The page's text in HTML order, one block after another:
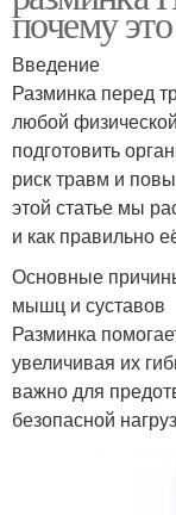
почему
Введение
Разминка перед
любой
подготовить
риск травм и
этой статье мы
и как правильно
Основные
мышц и суставов
Разминка
увеличивая их
важно для
безопасной